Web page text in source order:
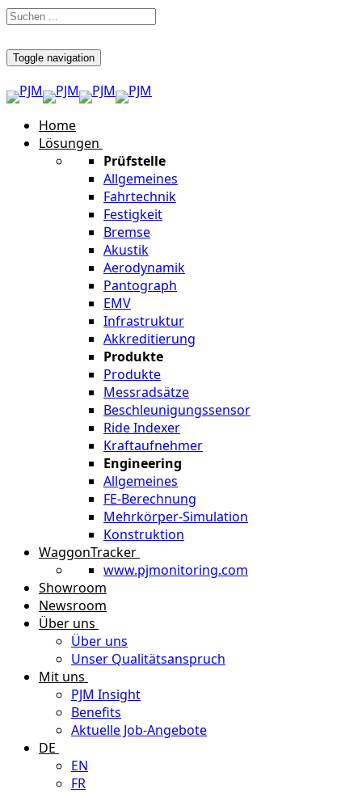
Toggle navigation
Home
Lösungen
Prüfstelle
Allgemeines
Fahrtechnik
Festigkeit
Bremse
Akustik
Aerodynamik
Pantograph
EMV
Infrastruktur
Akkreditierung
Produkte
Produkte
Messradsätze
Beschleunigungssensor
Ride Indexer
Kraftaufnehmer
Engineering
Allgemeines
FE-Berechnung
Mehrkörper-Simulation
Konstruktion
WaggonTracker
www.pjmonitoring.com
Showroom
Newsroom
Über uns
Über uns
Unser Qualitätsanspruch
Mit uns
PJM Insight
Benefits
Aktuelle Job-Angebote
DE
EN
FR